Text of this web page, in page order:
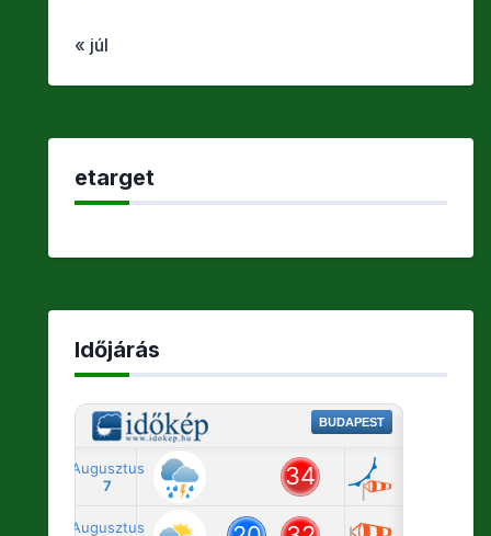
« júl
etarget
Időjárás